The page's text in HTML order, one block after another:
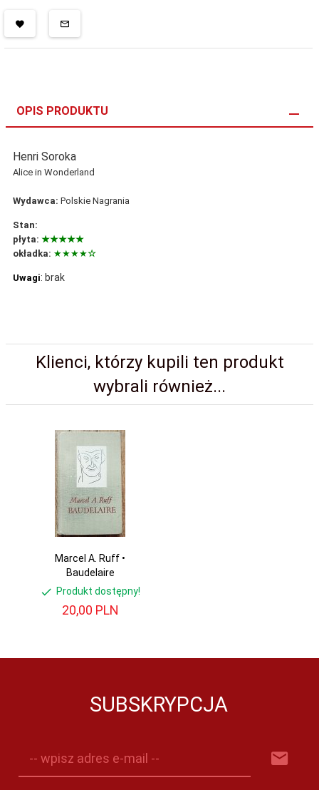
OPIS PRODUKTU
Henri Soroka
Alice in Wonderland
Wydawca: Polskie Nagrania
Stan:
płyta: ★★★★★
okładka: ★★★★☆
Uwagi: brak
Klienci, którzy kupili ten produkt
wybrali również...
Marcel A. Ruff •
Baudelaire
Produkt dostępny!
20,00 PLN
SUBSKRYPCJA
-- wpisz adres e-mail --